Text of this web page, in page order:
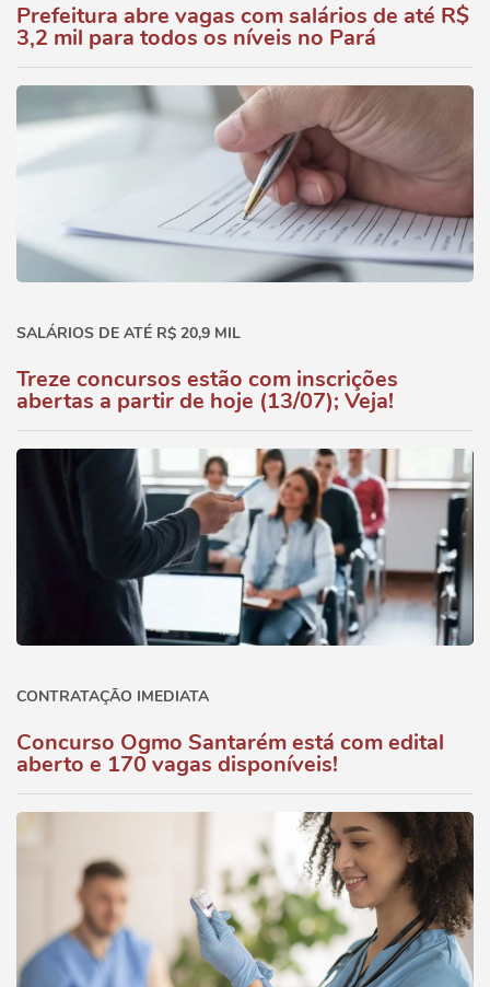
Prefeitura abre vagas com salários de até R$
3,2 mil para todos os níveis no Pará
SALÁRIOS DE ATÉ R$ 20,9 MIL
Treze concursos estão com inscrições
abertas a partir de hoje (13/07); Veja!
CONTRATAÇÃO IMEDIATA
Concurso Ogmo Santarém está com edital
aberto e 170 vagas disponíveis!